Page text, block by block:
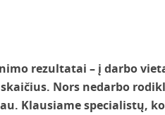
rezultatai – į darbo
Nors nedarbo
Klausiame specialistų,